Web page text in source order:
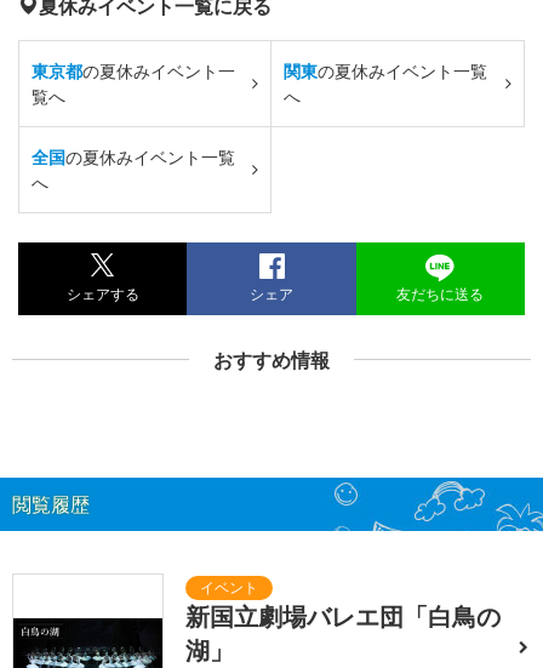
夏休みイベント一覧に戻る
東京都の夏休みイベント一
覧へ
関東の夏休みイベント一覧
へ
全国の夏休みイベント一覧
へ
シェアする シェア 友だちに送る
おすすめ情報
閲覧履歴
新国立劇場バレエ団「白鳥の
湖」